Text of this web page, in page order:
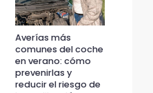
Averías más
comunes del coche
en verano: cómo
prevenirlas y
reducir el riesgo de